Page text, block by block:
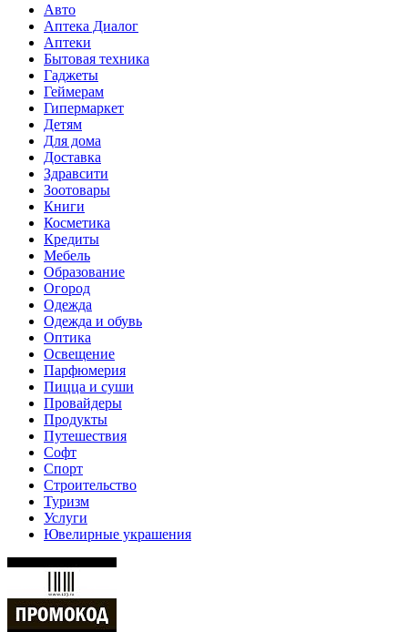
Авто
Аптека Диалог
Аптеки
Бытовая техника
Гаджеты
Геймерам
Гипермаркет
Детям
Для дома
Доставка
Здравсити
Зоотовары
Книги
Косметика
Кредиты
Мебель
Образование
Огород
Одежда
Одежда и обувь
Оптика
Освещение
Парфюмерия
Пицца и суши
Провайдеры
Продукты
Путешествия
Софт
Спорт
Строительство
Туризм
Услуги
Ювелирные украшения